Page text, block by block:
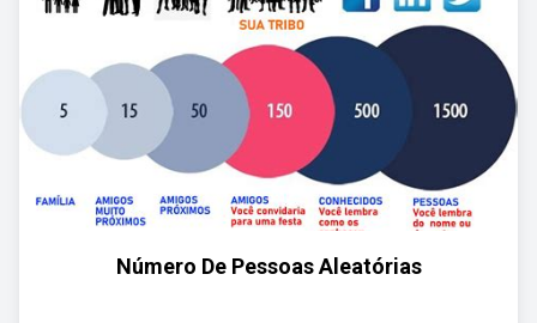
Número De Pessoas Aleatórias